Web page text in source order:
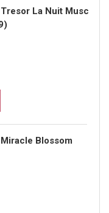
La Nuit Musc
Blossom